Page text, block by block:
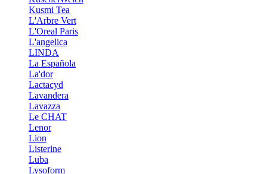
Kusmi Tea
L'Arbre Vert
L'Oreal Paris
L'angelica
LINDA
La Española
La'dor
Lactacyd
Lavandera
Lavazza
Le CHAT
Lenor
Lion
Listerine
Luba
Lysoform